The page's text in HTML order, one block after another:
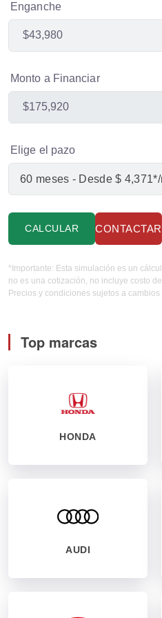
Enganche
Monto a Financiar
Elige el pazo
CALCULAR CONTACTAR
*Importante: Esta simulación es un
no es una cotización, no incluye costo
Precios y condiciones sujetos a
Top marcas
HONDA
AUDI